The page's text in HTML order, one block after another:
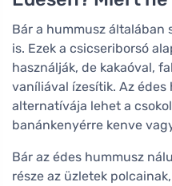
Bár a hummusz általában
is. Ezek a csicseriborsó
használják, de kakaóval,
vaníliával ízesítik. Az
alternatívája lehet a
banánkenyérre kenve
Bár az édes hummusz
része az üzletek